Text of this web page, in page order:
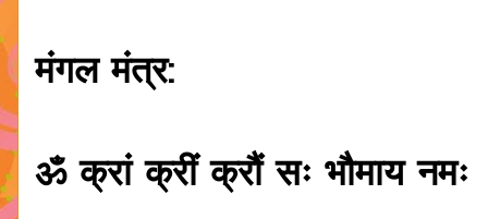
मंगल मंत्र:
ॐ क्रां क्रीं क्रौं सः भौमाय नमः